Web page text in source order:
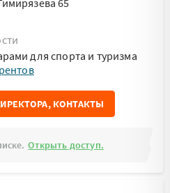
65
для спорта и туризма
КОНТАКТЫ
Открыть доступ.